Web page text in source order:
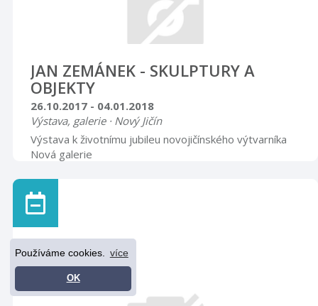
Používáme cookies. více
OK
JAN ZEMÁNEK - SKULPTURY A
OBJEKTY
26.10.2017 - 04.01.2018
Výstava, galerie · Nový Jičín
Výstava k životnímu jubileu novojičínského výtvarníka
Nová galerie